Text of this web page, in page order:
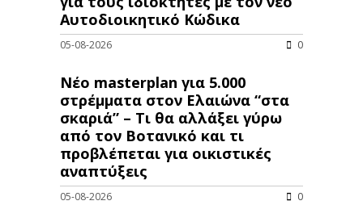
Αυτοδιοικητικό Κώδικα
05-08-2026 0
Νέο masterplan για 5.000
στρέμματα στον Ελαιώνα “στα
σκαριά” – Τι θα αλλάξει γύρω
από τον Βοτανικό και τι
προβλέπεται για οικιστικές
αναπτύξεις
05-08-2026 0